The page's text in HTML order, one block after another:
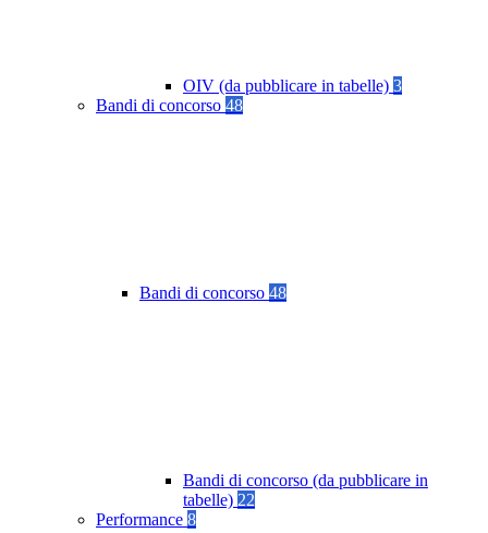
OIV (da pubblicare in tabelle) 3
Bandi di concorso 48
Bandi di concorso 48
Bandi di concorso (da pubblicare in
tabelle) 22
Performance 8